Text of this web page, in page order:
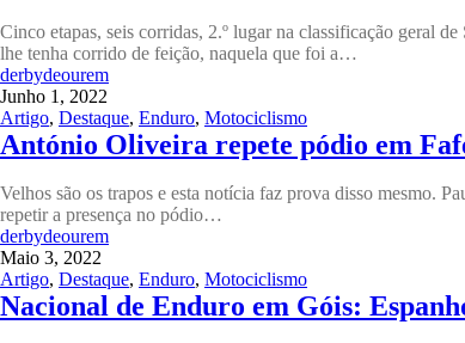
Cinco etapas, seis corridas, 2.º lugar na classificação geral
lhe tenha corrido de feição, naquela que foi a…
derbydeourem
Junho 1, 2022
Artigo, Destaque, Enduro, Motociclismo
António Oliveira repete pódio em
Velhos são os trapos e esta notícia faz prova disso mesmo.
repetir a presença no pódio…
derbydeourem
Maio 3, 2022
Artigo, Destaque, Enduro, Motociclismo
Nacional de Enduro em Góis: